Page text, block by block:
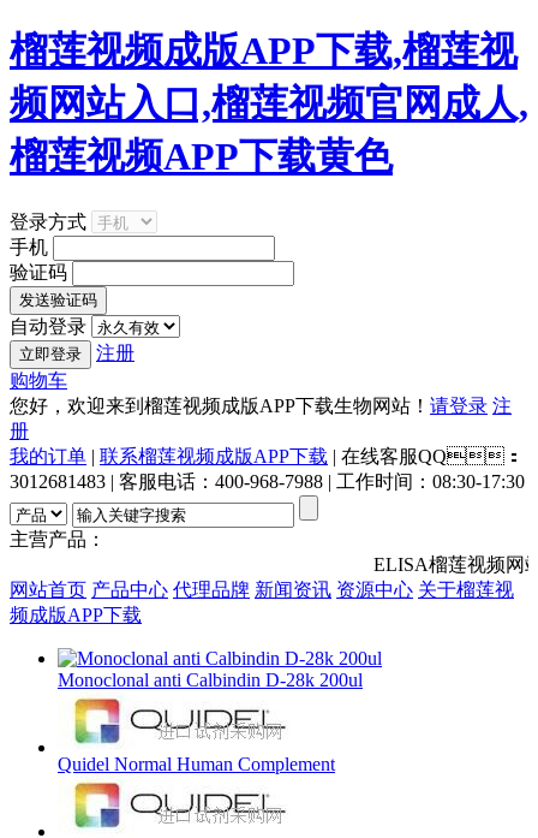
榴莲视频成版APP下载,榴莲视
频网站入口,榴莲视频官网成人,
榴莲视频APP下载黄色
登录方式
手机
验证码
自动登录
注册
购物车
您好，欢迎来到榴莲视频成版APP下载生物网站！ 请登录 注
册
我的订单 | 联系榴莲视频成版APP下载 | 在线客服QQ：
3012681483 | 客服电话：400-968-7988 | 工作时间：08:30-17:30
主营产品：
ELISA榴莲视频网站入口
网站首页 产品中心 代理品牌 新闻资讯 资源中心 关于榴莲视
频成版APP下载
Monoclonal anti Calbindin D-28k 200ul
Quidel Normal Human Complement